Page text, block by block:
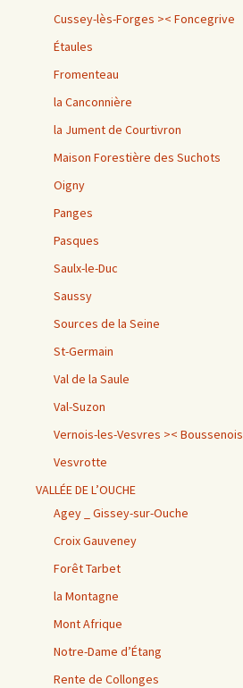
Cussey-lès-Forges >< Foncegrive
Étaules
Fromenteau
la Canconnière
la Jument de Courtivron
Maison Forestière des Suchots
Oigny
Panges
Pasques
Saulx-le-Duc
Saussy
Sources de la Seine
St-Germain
Val de la Saule
Val-Suzon
Vernois-les-Vesvres >< Boussenois
Vesvrotte
VALLÉE DE L’OUCHE
Agey _ Gissey-sur-Ouche
Croix Gauveney
Forêt Tarbet
la Montagne
Mont Afrique
Notre-Dame d’Étang
Rente de Collonges